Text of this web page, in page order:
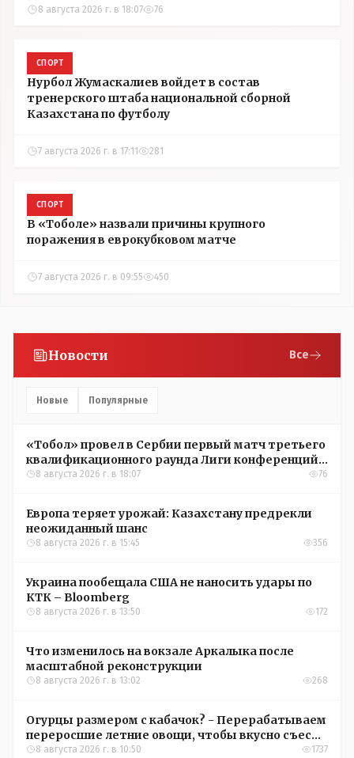
8 августа 2026 г. в 18:07 76
СПОРТ
Нурбол Жумаскалиев войдет в состав
тренерского штаба национальной сборной
Казахстана по футболу
7 августа 2026 г. в 17:11 281
СПОРТ
В «Тоболе» назвали причины крупного
поражения в еврокубковом матче
7 августа 2026 г. в 09:55 450
Новости Все
Новые Популярные
«Тобол» провел в Сербии первый матч третьего
квалификационного раунда Лиги конференций
УЕФА
8 августа 2026 г. в 18:07 76
Европа теряет урожай: Казахстану предрекли
неожиданный шанс
8 августа 2026 г. в 15:45 356
Украина пообещала США не наносить удары по
КТК – Bloomberg
8 августа 2026 г. в 13:50 172
Что изменилось на вокзале Аркалыка после
масштабной реконструкции
8 августа 2026 г. в 13:02 268
Огурцы размером с кабачок? - Перерабатываем
переросшие летние овощи, чтобы вкусно съесть
зимой
8 августа 2026 г. в 10:50 1737